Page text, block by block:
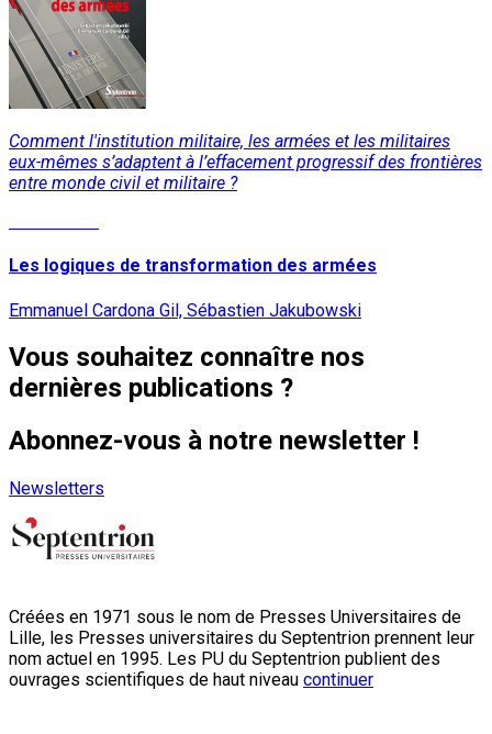
Comment l'institution militaire, les armées et les militaires
eux-mêmes s’adaptent à l’effacement progressif des frontières
entre monde civil et militaire ?
Les logiques de transformation des armées
Emmanuel Cardona Gil, Sébastien Jakubowski
Vous souhaitez connaître nos
dernières publications ?
Abonnez-vous à notre newsletter !
Newsletters
Créées en 1971 sous le nom de Presses Universitaires de
Lille, les Presses universitaires du Septentrion prennent leur
nom actuel en 1995. Les PU du Septentrion publient des
ouvrages scientifiques de haut niveau continuer